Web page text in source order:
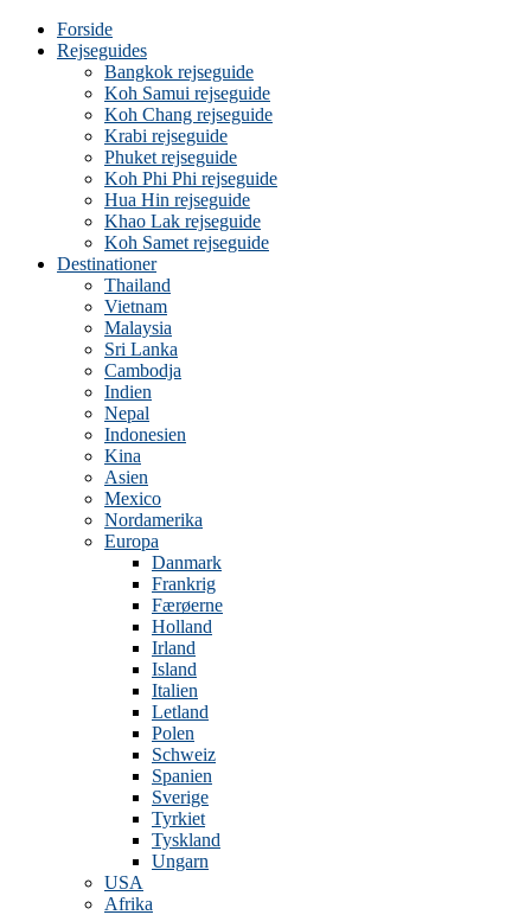
Forside
Rejseguides
Bangkok rejseguide
Koh Samui rejseguide
Koh Chang rejseguide
Krabi rejseguide
Phuket rejseguide
Koh Phi Phi rejseguide
Hua Hin rejseguide
Khao Lak rejseguide
Koh Samet rejseguide
Destinationer
Thailand
Vietnam
Malaysia
Sri Lanka
Cambodja
Indien
Nepal
Indonesien
Kina
Asien
Mexico
Nordamerika
Europa
Danmark
Frankrig
Færøerne
Holland
Irland
Island
Italien
Letland
Polen
Schweiz
Spanien
Sverige
Tyrkiet
Tyskland
Ungarn
USA
Afrika